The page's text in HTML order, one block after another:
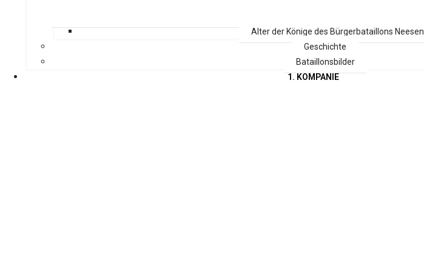
Alter der Könige des Bürgerbataillons Neesen
Geschichte
Bataillonsbilder
1. KOMPANIE